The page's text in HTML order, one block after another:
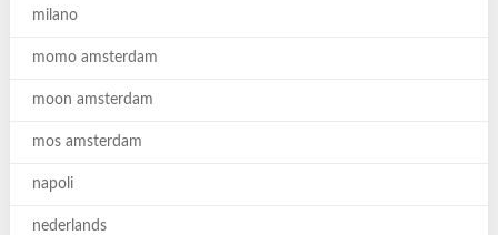
milano
momo amsterdam
moon amsterdam
mos amsterdam
napoli
nederlands